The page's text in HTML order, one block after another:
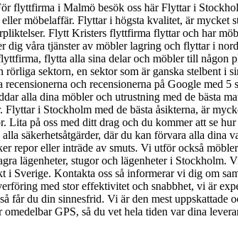
flyttfirma i Malmö besök oss här Flyttar i
möbelaffär. Flyttar i högsta kvalitet, är mycket
Flytt Kristers flyttfirma flyttar och har
dig våra tjänster av möbler lagring och flyttar i
flytta alla sina delar och möbler till någon
sektorn, en sektor som är ganska stelbent i
och recensionerna på Google med
alla dina möbler och utrustning med de bästa
Flyttar i Stockholm med de bästa åsikterna, är
Lita på oss med ditt drag och du kommer att se
säkerhetsåtgärder, där du kan förvara alla
repor eller inträde av smuts. Vi utför också
lägenheter, stugor och lägenheter i
Sverige. Kontakta oss så informerar vi dig om
med stor effektivitet och snabbhet, vi är
får du din sinnesfrid. Vi är den mest
GPS, så du vet hela tiden var dina